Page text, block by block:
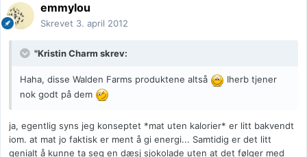
emmylou
Skrevet 3. april 2012
"Kristin Charm skrev:
Haha, disse Walden Farms produktene altså
Iherb tjener
nok godt på dem
ja, egentlig syns jeg konseptet *mat uten kalorier* er litt bakvendt
iom. at mat jo faktisk er ment å gi energi... Samtidig er det litt
genialt å kunne ta seg en dæsj sjokolade uten at det følger med